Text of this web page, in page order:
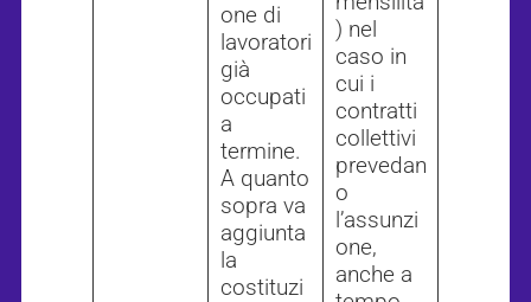
one di
lavoratori
già
occupati
a
termine.
A quanto
sopra va
aggiunta
la
costituzi
) nel
caso in
cui i
contratti
collettivi
prevedan
o
l’assunzi
one,
anche a